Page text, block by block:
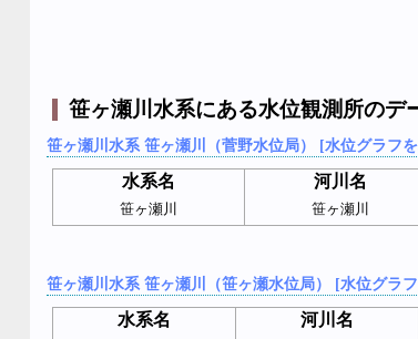
笹ヶ瀬川水系にある水位観測所のデ
笹ヶ瀬川水系 笹ヶ瀬川（菅野水位局） [水位グラフ
水系名 河川名
笹ヶ瀬川 笹ヶ瀬川
笹ヶ瀬川水系 笹ヶ瀬川（笹ヶ瀬水位局） [水位グラ
水系名 河川名